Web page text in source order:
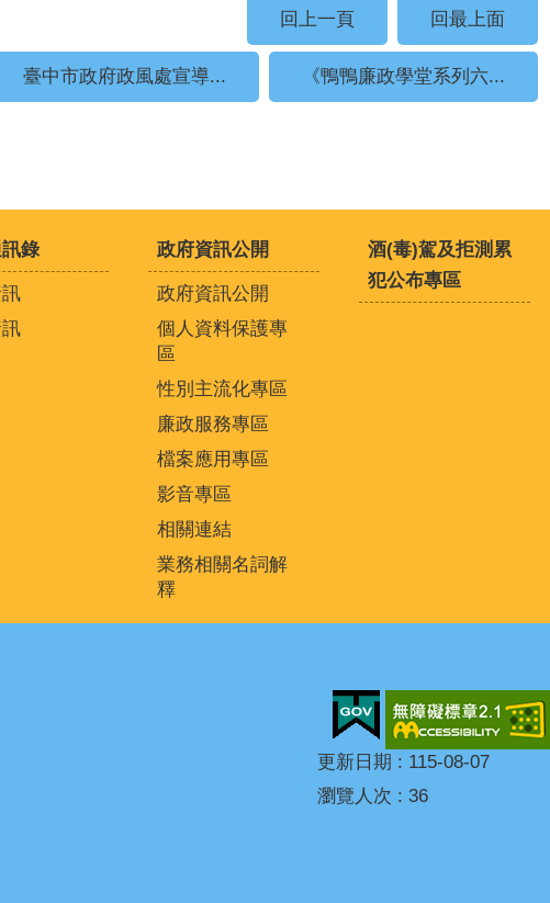
回上一頁
回最上面
臺中市政府政風處宣導... 《鴨鴨廉政學堂系列六...
錄 政府資訊公開
政府資訊公開
個人資料保護專
區
性別主流化專區
廉政服務專區
檔案應用專區
影音專區
相關連結
業務相關名詞解
釋
酒(毒)駕及拒測累
犯公布專區
更新日期
115-08-07
瀏覽人次
36